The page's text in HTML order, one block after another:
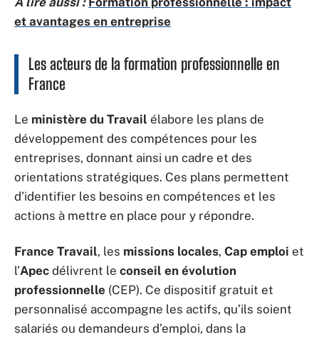
et avantages en entreprise
Les acteurs de la formation professionnelle en
France
Le ministère du Travail élabore les plans de
développement des compétences pour les
entreprises, donnant ainsi un cadre et des
orientations stratégiques. Ces plans permettent
d’identifier les besoins en compétences et les
actions à mettre en place pour y répondre.
France Travail, les missions locales, Cap emploi et
l’Apec délivrent le conseil en évolution
professionnelle (CEP). Ce dispositif gratuit et
personnalisé accompagne les actifs, qu’ils soient
salariés ou demandeurs d’emploi, dans la